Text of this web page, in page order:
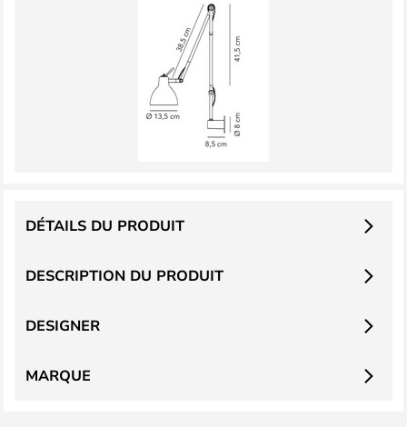
DESCRIPTION DU PRODUIT
DÉTAILS DU PRODUIT
DESIGNER
MARQUE